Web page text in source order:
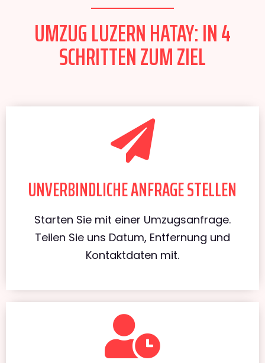
UMZUG LUZERN HATAY: IN 4
SCHRITTEN ZUM ZIEL
UNVERBINDLICHE ANFRAGE STELLEN
Starten Sie mit einer Umzugsanfrage.
Teilen Sie uns Datum, Entfernung und
Kontaktdaten mit.